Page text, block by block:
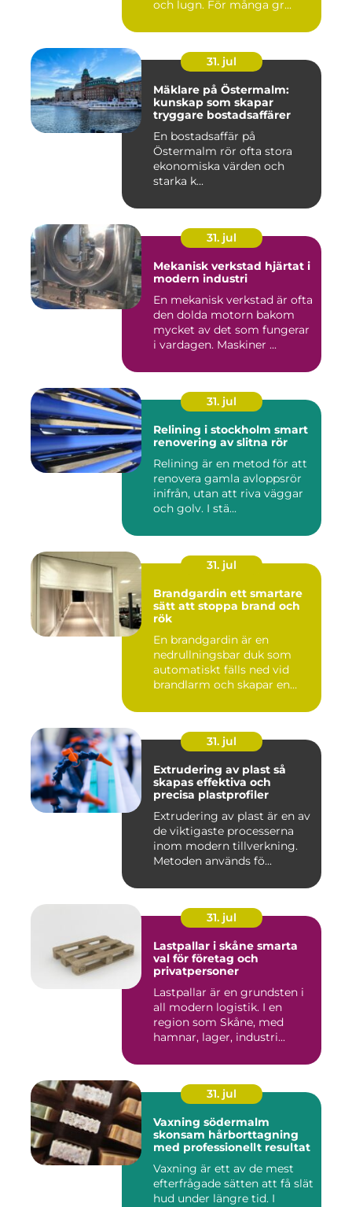
och lugn. För många gr...
31. jul
Mäklare på Östermalm:
kunskap som skapar
tryggare bostadsaffärer
En bostadsaffär på
Östermalm rör ofta stora
ekonomiska värden och
starka k...
31. jul
Mekanisk verkstad hjärtat i
modern industri
En mekanisk verkstad är ofta
den dolda motorn bakom
mycket av det som fungerar
i vardagen. Maskiner ...
31. jul
Relining i stockholm smart
renovering av slitna rör
Relining är en metod för att
renovera gamla avloppsrör
inifrån, utan att riva väggar
och golv. I stä...
31. jul
Brandgardin ett smartare
sätt att stoppa brand och
rök
En brandgardin är en
nedrullningsbar duk som
automatiskt fälls ned vid
brandlarm och skapar en
31. jul
Extrudering av plast så
skapas effektiva och
precisa plastprofiler
Extrudering av plast är en av
de viktigaste processerna
inom modern tillverkning.
Metoden används fö...
31. jul
Lastpallar i skåne smarta
val för företag och
privatpersoner
Lastpallar är en grundsten i
all modern logistik. I en
region som Skåne, med
hamnar, lager, industri...
31. jul
Vaxning södermalm
skonsam hårborttagning
med professionellt resultat
Vaxning är ett av de mest
efterfrågade sätten att få slät
hud under längre tid. I